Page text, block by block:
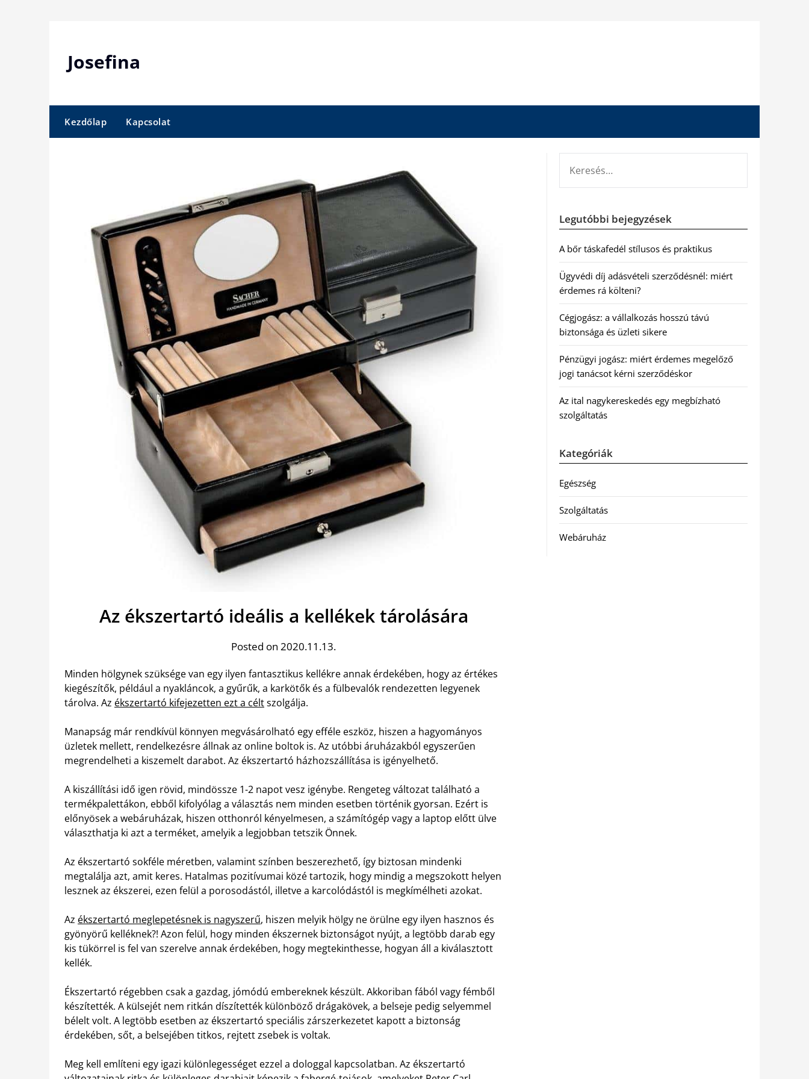
Josefina
Kezdőlap Kapcsolat
Az ékszertartó ideális a kellékek tárolására
Posted on 2020.11.13.
Minden hölgynek szüksége van egy ilyen fantasztikus kellékre annak érdekében, hogy az értékes
kiegészítők, például a nyakláncok, a gyűrűk, a karkötők és a fülbevalók rendezetten legyenek
tárolva. Az ékszertartó kifejezetten ezt a céltszolgálja.
Manapság már rendkívül könnyen megvásárolható egy efféle eszköz, hiszen a hagyományos
üzletek mellett, rendelkezésre állnak az online boltok is. Az utóbbi áruházakból egyszerűen
megrendelheti a kiszemelt darabot. Az ékszertartó házhozszállítása is igényelhető.
A kiszállítási idő igen rövid, mindössze 1-2 napot vesz igénybe. Rengeteg változat található a
termékpalettákon, ebből kifolyólag a választás nem minden esetben történik gyorsan. Ezért is
előnyösek a webáruházak, hiszen otthonról kényelmesen, a számítógép vagy a laptop előtt ülve
választhatja ki azt a terméket, amelyik a legjobban tetszik Önnek.
Az ékszertartó sokféle méretben, valamint színben beszerezhető, így biztosan mindenki
megtalálja azt, amit keres. Hatalmas pozitívumai közé tartozik, hogy mindig a megszokott helyen
lesznek az ékszerei, ezen felül a porosodástól, illetve a karcolódástól is megkímélheti azokat.
Az ékszertartó meglepetésnek is nagyszerű, hiszen melyik hölgy ne örülne egy ilyen hasznos és
gyönyörű kelléknek?! Azon felül, hogy minden ékszernek biztonságot nyújt, a legtöbb darab egy
kis tükörrel is fel van szerelve annak érdekében, hogy megtekinthesse, hogyan áll a kiválasztott
kellék.
Ékszertartó régebben csak a gazdag, jómódú embereknek készült. Akkoriban fából vagy fémből
készítették. A külsejét nem ritkán díszítették különböző drágakövek, a belseje pedig selyemmel
bélelt volt. A legtöbb esetben az ékszertartó speciális zárszerkezetet kapott a biztonság
érdekében, sőt, a belsejében titkos, rejtett zsebek is voltak.
Meg kell említeni egy igazi különlegességet ezzel a dologgal kapcsolatban. Az ékszertartó
Legutóbbi bejegyzések
A bőr táskafedél stílusos és praktikus
Ügyvédi díj adásvételi szerződésnél: miért
érdemes rá költeni?
Cégjogász: a vállalkozás hosszú távú
biztonsága és üzleti sikere
Pénzügyi jogász: miért érdemes megelőző
jogi tanácsot kérni szerződéskor
Az ital nagykereskedés egy megbízható
szolgáltatás
Kategóriák
Egészség
Szolgáltatás
Webáruház